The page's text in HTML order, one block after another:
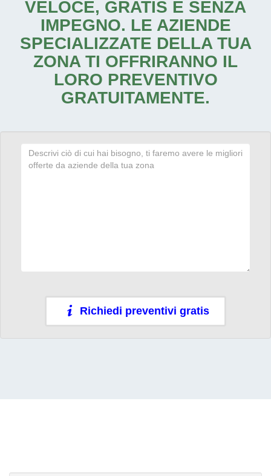
VELOCE, GRATIS E SENZA
IMPEGNO. LE AZIENDE
SPECIALIZZATE DELLA TUA
ZONA TI OFFRIRANNO IL
LORO PREVENTIVO
GRATUITAMENTE.
Richiedi preventivi gratis